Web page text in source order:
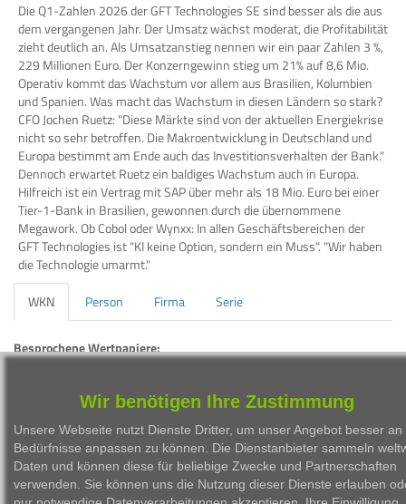
Die Q1-Zahlen 2026 der GFT Technologies SE sind besser als die aus
dem vergangenen Jahr. Der Umsatz wächst moderat, die Profitabilität
zieht deutlich an. Als Umsatzanstieg nennen wir ein paar Zahlen 3 %,
229 Millionen Euro. Der Konzerngewinn stieg um 21% auf 8,6 Mio.
Operativ kommt das Wachstum vor allem aus Brasilien, Kolumbien
und Spanien. Was macht das Wachstum in diesen Ländern so stark?
CFO Jochen Ruetz: "Diese Märkte sind von der aktuellen Energiekrise
nicht so sehr betroffen. Die Makroentwicklung in Deutschland und
Europa bestimmt am Ende auch das Investitionsverhalten der Bank."
Dennoch erwartet Ruetz ein baldiges Wachstum auch in Europa.
Hilfreich ist ein Vertrag mit SAP über mehr als 18 Mio. Euro bei einer
Tier-1-Bank in Brasilien, gewonnen durch die übernommene
Megawork. Ob Cobol oder Wynxx: In allen Geschäftsbereichen der
GFT Technologies ist "KI keine Option, sondern ein Muss". "Wir haben
die Technologie umarmt."
WKN
Person Firma Serie
Besprochene Wertpapiere:
GFT TECHNOLOGIES SE
Wir benötigen Ihre Zustimmung
Unsere Webseite nutzt Dienste Dritter, um unser Angebot besser an
Bedürfnisse anpassen zu können. Die Dienstanbieter sammeln
Daten und können diese für beliebige Zwecke und Partnerschaften
verwenden. Sie können uns die Nutzung dieser Dienste erlauben